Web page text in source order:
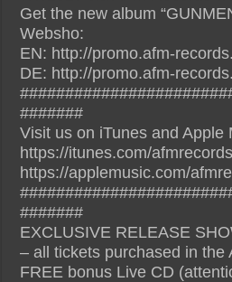
Get the new album
Websho:
EN: http://promo.afm-
DE: http://promo.afm-
#######
Visit us on iTunes and Apple
https://itunes.com/afmrecords
https://applemusic.com/
#######
EXCLUSIVE RELEASE
– all tickets purchased in the
FREE bonus Live CD